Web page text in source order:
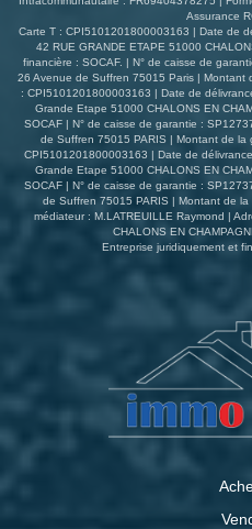
Assurance
Carte T : CPI5101201800003163 | Date de
42 RUE GRANDE ETAPE 51000
financière : SOCAF. | N° de caisse de
26 Avenue de Suffren 75015 Paris | Montant
: CPI5101201800003163 | Date de
Grande Etape 51000 CHALONS EN
SOCAF | N° de caisse de garantie :
de Suffren 75015 PARIS | Montant de
CPI5101201800003163 | Date de
Grande Etape 51000 CHALONS EN
SOCAF | N° de caisse de garantie :
de Suffren 75015 PARIS | Montant de
médiateur : M.LATREUILLE Raymond |
CHALONS EN
Entreprise juridiquement et